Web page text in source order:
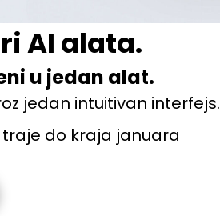
AI alata.
u jedan alat.
jedan intuitivan interfejs.
traje do kraja januara